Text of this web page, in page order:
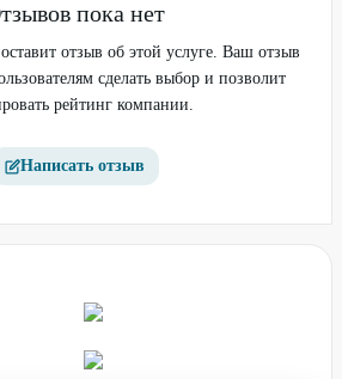
пока нет
отзыв об этой услуге. Ваш отзыв
сделать выбор и позволит
рейтинг компании.
Написать отзыв